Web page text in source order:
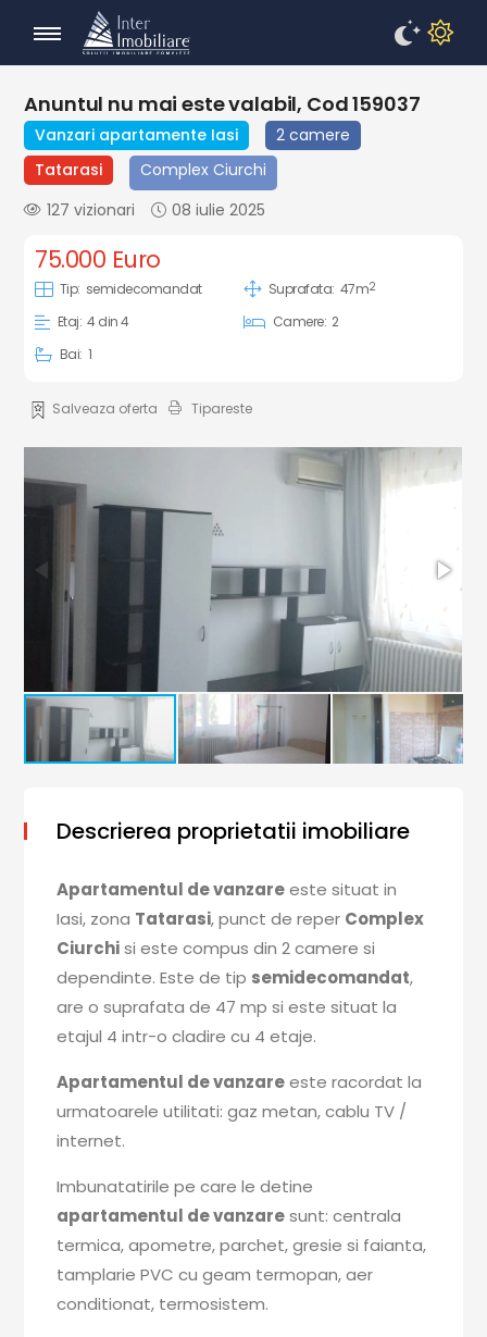
Anuntul nu mai este valabil, Cod 159037
Vanzari apartamente Iasi
2 camere
Tatarasi
Complex Ciurchi
127 vizionari
08 iulie 2025
75.000 Euro
Tip: semidecomandat Suprafata: 47m2
Etaj: 4 din 4 Camere: 2
Bai: 1
Salveaza oferta Tipareste
Descrierea proprietatii imobiliare
Apartamentul de vanzareeste situat in
Iasi, zona Tatarasi, punct de reper Complex
Ciurchisi este compus din 2 camere si
dependinte. Este de tip semidecomandat,
are o suprafata de 47 mp si este situat la
etajul 4 intr-o cladire cu 4 etaje.
Apartamentul de vanzareeste racordat la
urmatoarele utilitati: gaz metan, cablu TV /
internet.
Imbunatatirile pe care le detine
apartamentul de vanzaresunt: centrala
termica, apometre, parchet, gresie si faianta,
tamplarie PVC cu geam termopan, aer
conditionat, termosistem.